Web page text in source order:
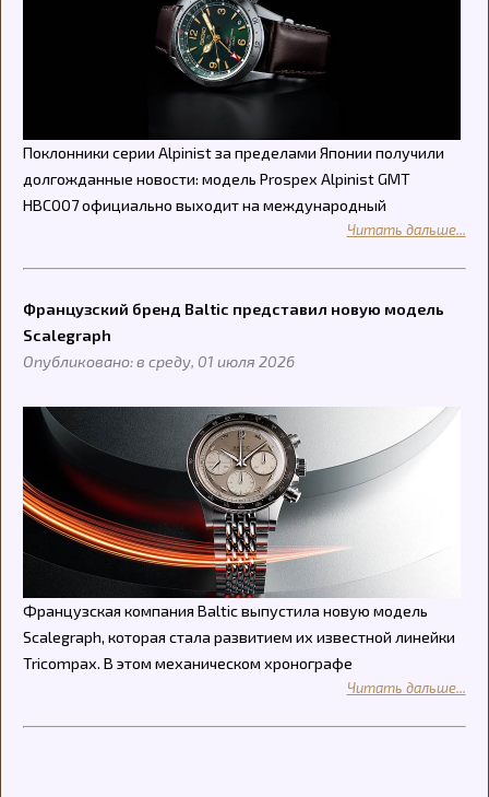
Поклонники серии Alpinist за пределами Японии получили
долгожданные новости: модель Prospex Alpinist GMT
HBC007 официально выходит на международный
Читать дальше...
Французский бренд Baltic представил новую модель
Scalegraph
Опубликовано: в среду, 01 июля 2026
Французская компания Baltic выпустила новую модель
Scalegraph, которая стала развитием их известной линейки
Tricompax. В этом механическом хронографе
Читать дальше...